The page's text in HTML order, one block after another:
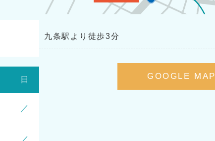
日
／
九条駅より徒歩3分
GOOGLE MAP